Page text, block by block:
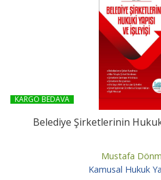
KARGO BEDAVA
Belediye Şirketlerinin
Mustafa
Kamusal Hukuk